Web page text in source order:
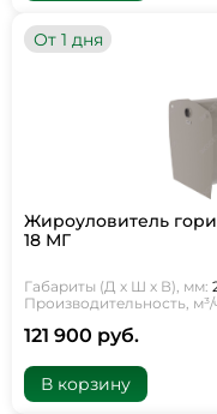
От 1 дня
Жироуловитель
18 МГ
Габариты (Д х Ш х В), мм:
Производительность, м³/
121 900 руб.
В корзину